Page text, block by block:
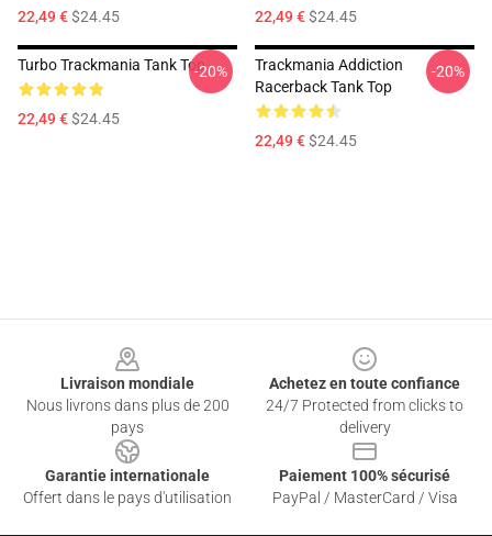
22,49 €$24.45 22,49 €$24.45
Turbo Trackmania Tank Top
22,49 €$24.45
-20%
Trackmania Addiction
Racerback Tank Top
22,49 €$24.45
-20%
Livraison mondiale
Nous livrons dans plus de 200
pays
Achetez en toute confiance
24/7 Protected from clicks to
delivery
Garantie internationale
Offert dans le pays d'utilisation
Paiement 100% sécurisé
PayPal / MasterCard / Visa